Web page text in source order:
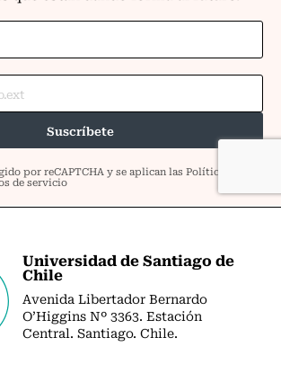
Universidad de Santiago de
Chile
Avenida Libertador Bernardo
O’Higgins Nº 3363. Estación
Central. Santiago. Chile.